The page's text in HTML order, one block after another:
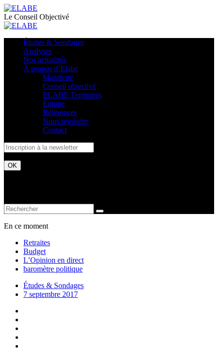
Le Conseil Objectivé
Études & Sondages
Analyses
Nos actualités
À propos d’Elabe
Manifeste
Conseil objectivé
ELABE Territoires
Équipe
Références
Nous rejoindre
Contact
En ce moment
Retraites
Budget
L’Opinion en direct
baromètre politique
Études & Sondages
7 septembre 2017